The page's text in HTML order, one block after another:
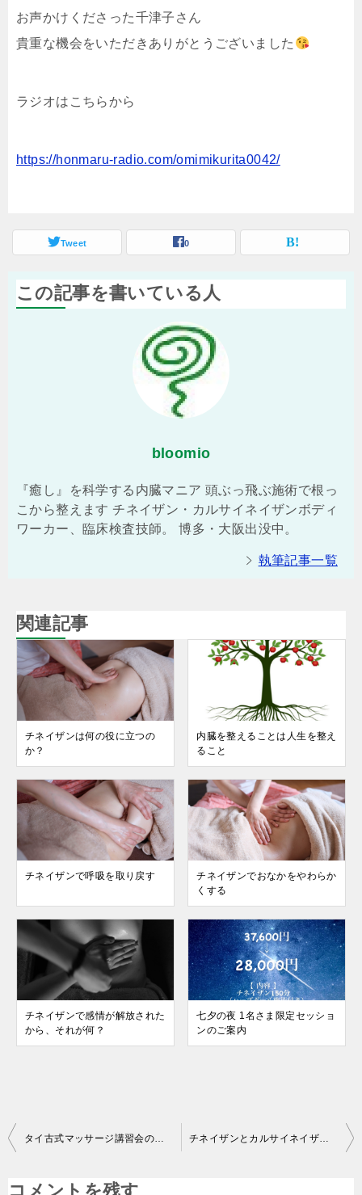
お声かけくださった千津子さん
貴重な機会をいただきありがとうございました
ラジオはこちらから
https://honmaru-radio.com/omimikurita0042/
Tweet 0
この記事を書いている人
bloomio
『癒し』を科学する内臓マニア 頭ぶっ飛ぶ施術で根っ
こから整えます チネイザン・カルサイネイザンボディ
ワーカー、臨床検査技師。 博多・大阪出没中。
執筆記事一覧
関連記事
チネイザンは何の役に立つの
か？
内臓を整えることは人生を整え
ること
チネイザンで呼吸を取り戻す
チネイザンでおなかをやわらか
くする
チネイザンで感情が解放された
から、それが何？
七夕の夜 1名さま限定セッショ
ンのご案内
投
ナ
タイ古式マッサージ講習会の一日&モニターさん募集 チネイザンとカルサイネイザンで世界が変わる
コメントを残す